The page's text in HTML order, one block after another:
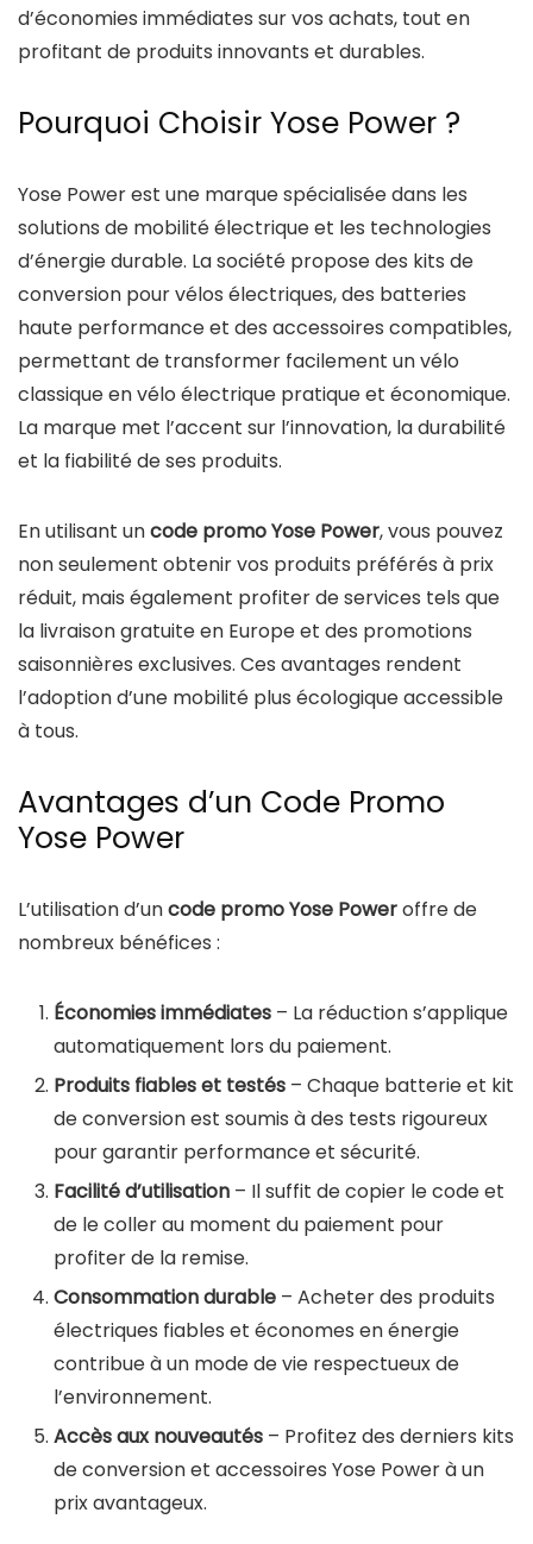
d’économies immédiates sur vos achats, tout en
profitant de produits innovants et durables.
Pourquoi Choisir Yose Power ?
Yose Power est une marque spécialisée dans les
solutions de mobilité électrique et les technologies
d’énergie durable. La société propose des kits de
conversion pour vélos électriques, des batteries
haute performance et des accessoires compatibles,
permettant de transformer facilement un vélo
classique en vélo électrique pratique et économique.
La marque met l’accent sur l’innovation, la durabilité
et la fiabilité de ses produits.
En utilisant uncode promo Yose Power, vous pouvez
non seulement obtenir vos produits préférés à prix
réduit, mais également profiter de services tels que
la livraison gratuite en Europe et des promotions
saisonnières exclusives. Ces avantages rendent
l’adoption d’une mobilité plus écologique accessible
à tous.
Avantages d’un Code Promo
Yose Power
L’utilisation d’uncode promo Yose Poweroffre de
nombreux bénéfices :
Économies immédiates – La réduction s’applique
automatiquement lors du paiement.
Produits fiables et testés – Chaque batterie et kit
de conversion est soumis à des tests rigoureux
pour garantir performance et sécurité.
Facilité d’utilisation – Il suffit de copier le code et
de le coller au moment du paiement pour
profiter de la remise.
Consommation durable – Acheter des produits
électriques fiables et économes en énergie
contribue à un mode de vie respectueux de
l’environnement.
Accès aux nouveautés – Profitez des derniers kits
de conversion et accessoires Yose Power à un
prix avantageux.